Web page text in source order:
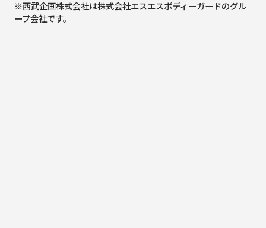
※西武企画株式会社は株式会社エスエスボディーガードのグル
ープ会社です。